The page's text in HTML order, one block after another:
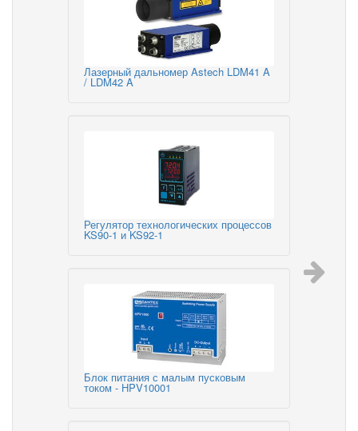
Лазерный дальномер Astech LDM41 A
/ LDM42 A
Регулятор технологических процессов
KS90-1 и KS92-1
Блок питания с малым пусковым
током - HPV10001